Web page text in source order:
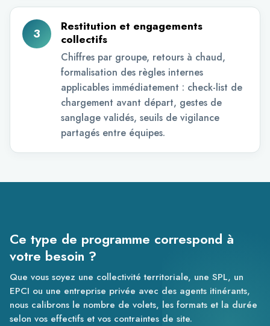
3
Restitution et engagements
collectifs
Chiffres par groupe, retours à chaud,
formalisation des règles internes
applicables immédiatement : check-list de
chargement avant départ, gestes de
sanglage validés, seuils de vigilance
partagés entre équipes.
Ce type de programme correspond à
votre besoin ?
Que vous soyez une collectivité territoriale, une SPL, un
EPCI ou une entreprise privée avec des agents itinérants,
nous calibrons le nombre de volets, les formats et la durée
selon vos effectifs et vos contraintes de site.